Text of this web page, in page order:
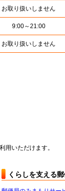
お取り扱いしません
9:00～21:00
お取り扱いしません
用いただけます。
くらしを支える